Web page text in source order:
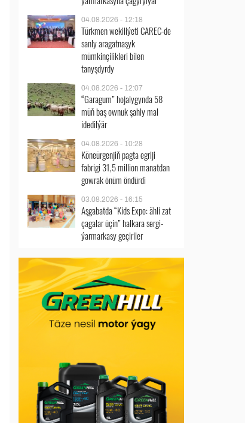
04.08.2026 - 12:18
Türkmen wekiliýeti CAREC-de
sanly aragatnaşyk
mümkinçilikleri bilen
tanyşdyrdy
04.08.2026 - 12:07
“Garagum” hojalygynda 58
müň baş ownuk şahly mal
idedilýär
04.08.2026 - 10:28
Köneürgenjiň pagta egriji
fabrigi 31,5 million manatdan
gowrak önüm öndürdi
03.08.2026 - 16:15
Aşgabatda “Kids Expo: ähli zat
çagalar üçin” halkara sergi-
ýarmarkasy geçiriler